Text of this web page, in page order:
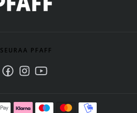
SEURAA PFAFF